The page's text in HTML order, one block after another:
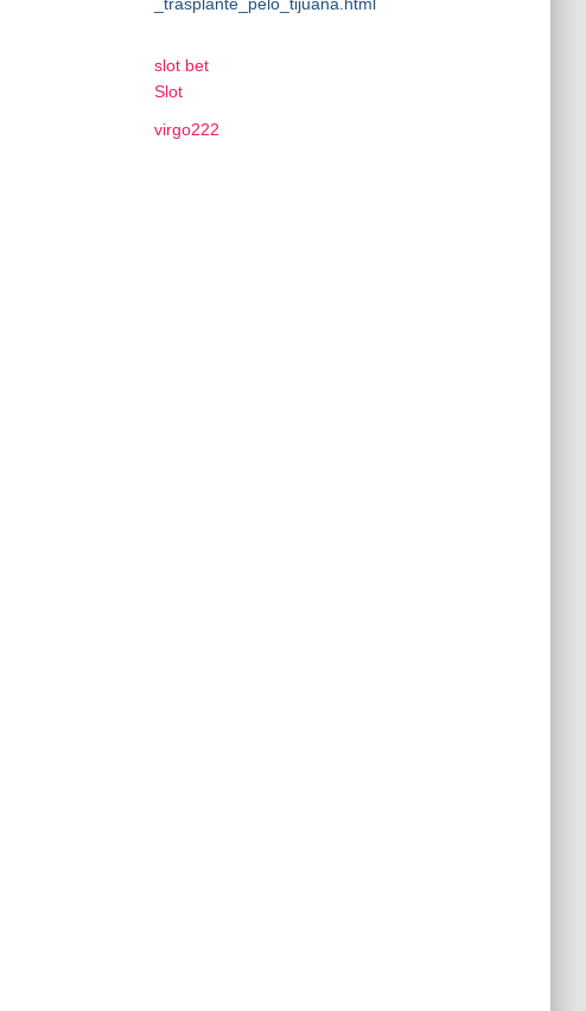
slot bet
Slot
virgo222